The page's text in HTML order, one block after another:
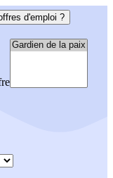
d'emploi ?